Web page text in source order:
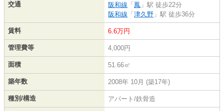
交通
阪和線 「 鳳 」駅 徒歩22分
阪和線 「 津久野 」駅 徒歩36分
賃料 6.6万円
管理費等 4,000円
面積 51.66㎡
築年数 2008年 10月 (築17年)
種別/構造 アパート/鉄骨造